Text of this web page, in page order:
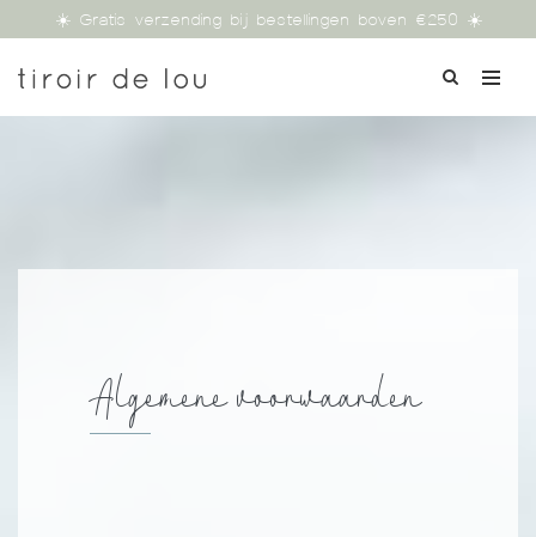
☀️ Gratis verzending bij bestellingen boven €250 ☀️
Algemene voorwaarden